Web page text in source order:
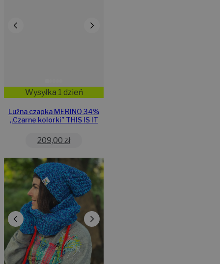
Wysyłka 1 dzień
Luźna czapka MERINO 34%
„Czarne kolorki” THIS IS IT
209,00 zł